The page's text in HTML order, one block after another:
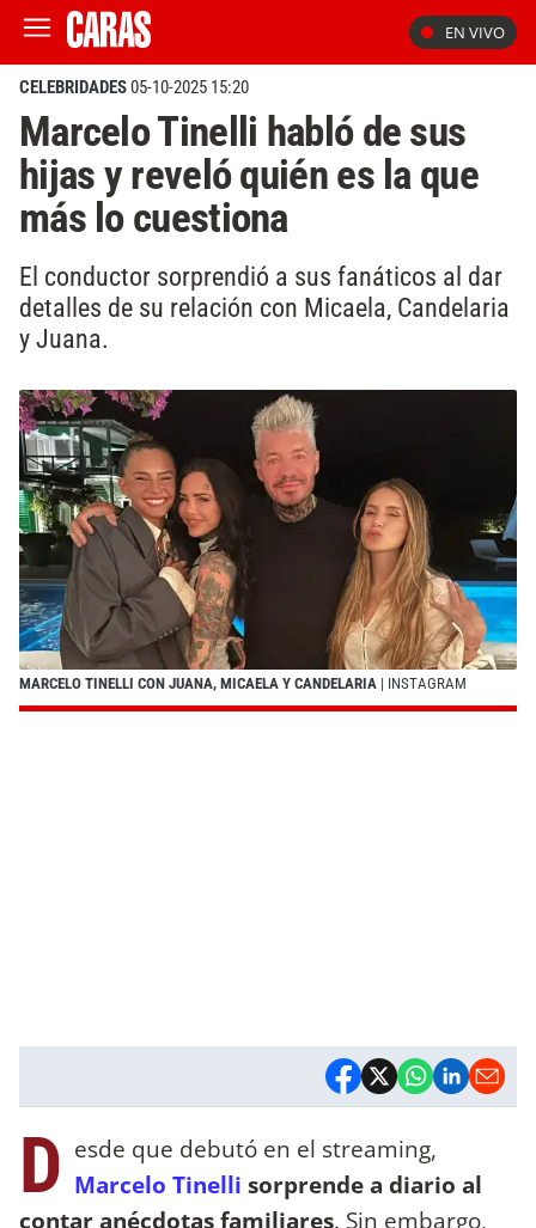
EN VIVO
CELEBRIDADES05-10-2025 15:20
Marcelo Tinelli habló de sus
hijas y reveló quién es la que
más lo cuestiona
El conductor sorprendió a sus fanáticos al dar
detalles de su relación con Micaela, Candelaria
y Juana.
MARCELO TINELLI CON JUANA, MICAELA Y CANDELARIA | INSTAGRAM
D esde que debutó en el streaming,
Marcelo Tinelli sorprende a diario al
contar anécdotas familiares. Sin embargo,